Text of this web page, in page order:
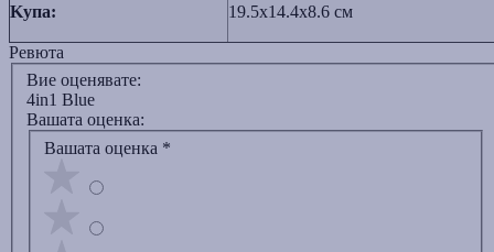
Kупа: 19.5x14.4x8.6 см
Ревюта
Вие оценявате:
4in1 Blue
Вашата оценка:
Вашата оценка *